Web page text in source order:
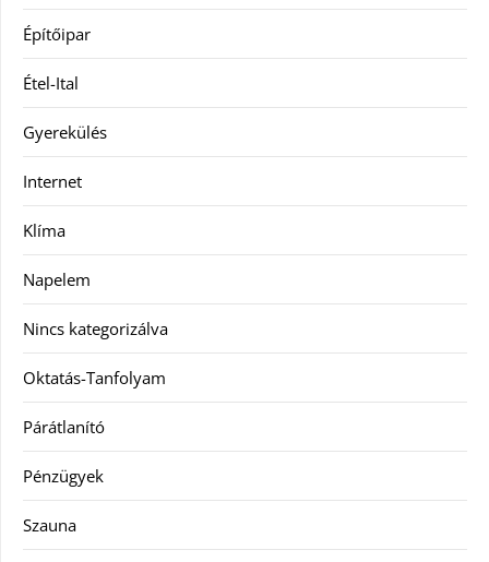
Építőipar
Étel-Ital
Gyerekülés
Internet
Klíma
Napelem
Nincs kategorizálva
Oktatás-Tanfolyam
Párátlanító
Pénzügyek
Szauna